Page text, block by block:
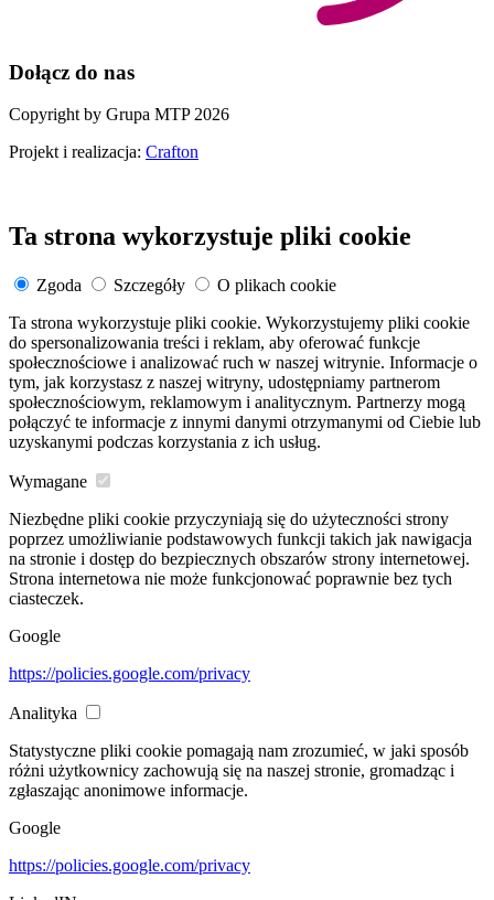
Dołącz do nas
Copyright by Grupa MTP 2026
Projekt i realizacja: Crafton
Ta strona wykorzystuje pliki cookie
Zgoda Szczegóły
O plikach cookie
Ta strona wykorzystuje pliki cookie. Wykorzystujemy pliki cookie
do spersonalizowania treści i reklam, aby oferować funkcje
społecznościowe i analizować ruch w naszej witrynie. Informacje o
tym, jak korzystasz z naszej witryny, udostępniamy partnerom
społecznościowym, reklamowym i analitycznym. Partnerzy mogą
połączyć te informacje z innymi danymi otrzymanymi od Ciebie lub
uzyskanymi podczas korzystania z ich usług.
Wymagane
Niezbędne pliki cookie przyczyniają się do użyteczności strony
poprzez umożliwianie podstawowych funkcji takich jak nawigacja
na stronie i dostęp do bezpiecznych obszarów strony internetowej.
Strona internetowa nie może funkcjonować poprawnie bez tych
ciasteczek.
Google
https://policies.google.com/privacy
Analityka
Statystyczne pliki cookie pomagają nam zrozumieć, w jaki sposób
różni użytkownicy zachowują się na naszej stronie, gromadząc i
zgłaszając anonimowe informacje.
Google
https://policies.google.com/privacy